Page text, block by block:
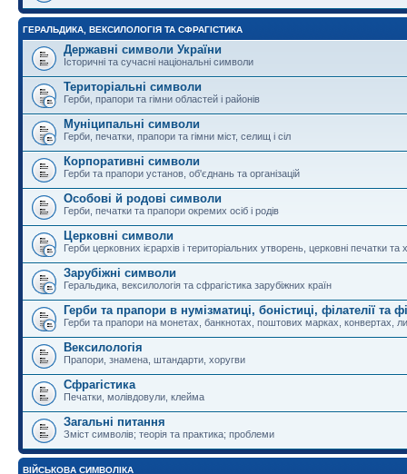
ГЕРАЛЬДИКА, ВЕКСИЛОЛОГІЯ ТА СФРАГІСТИКА
Державні символи України
Історичні та сучасні національні символи
Територіальні символи
Герби, прапори та гімни областей і районів
Муніципальні символи
Герби, печатки, прапори та гімни міст, селищ і сіл
Корпоративні символи
Герби та прапори установ, об'єднань та організацій
Особові й родові символи
Герби, печатки та прапори окремих осіб і родів
Церковні символи
Герби церковних ієрархів і територіальних утворень, церковні печатки та
Зарубіжні символи
Геральдика, вексилологія та сфрагістика зарубіжних країн
Герби та прапори в нумізматиці, боністиці, філателії та
Герби та прапори на монетах, банкнотах, поштових марках, конвертах,
Вексилологія
Прапори, знамена, штандарти, хоругви
Сфрагістика
Печатки, молівдовули, клейма
Загальні питання
Зміст символів; теорія та практика; проблеми
ВІЙСЬКОВА СИМВОЛІКА